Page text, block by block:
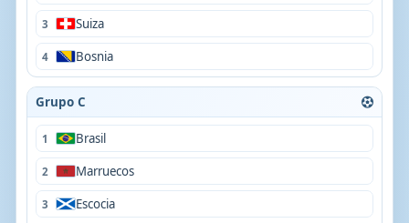
3 Suiza
4 Bosnia
Grupo C
1 Brasil
2 Marruecos
3 Escocia